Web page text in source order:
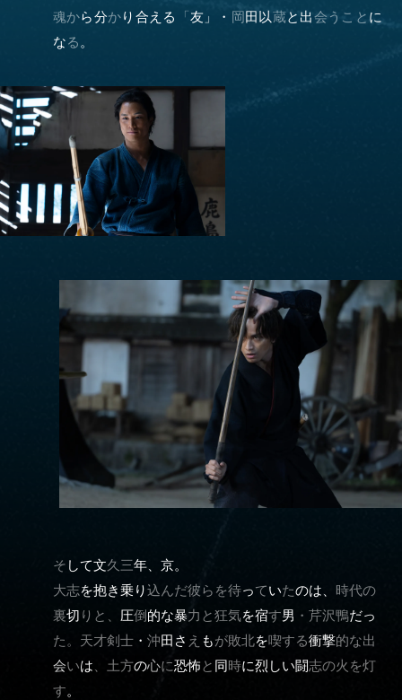
魂から分かり 合え る 「友 」 ・ 岡田 以蔵と 出会う こ と に
なる 。
そ して文久 三年、 京。
大志を抱き乗り込んだ彼ら を待っていたのは 時代の
裏切 り と 圧倒的な暴力 と狂気を宿す男 ・ 芹沢鴨だっ
た 。 天才剣士・ 沖田 さ え もが敗北を喫する衝撃的な出
会いは 土方の心に恐怖と 同時に烈 しい闘志の火 を灯
す。